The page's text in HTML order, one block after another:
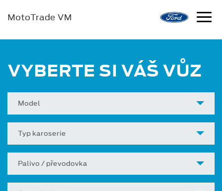
MotoTrade VM
VYBERTE SI VÁŠ VŮZ
Model
Typ karoserie
Palivo / převodovka